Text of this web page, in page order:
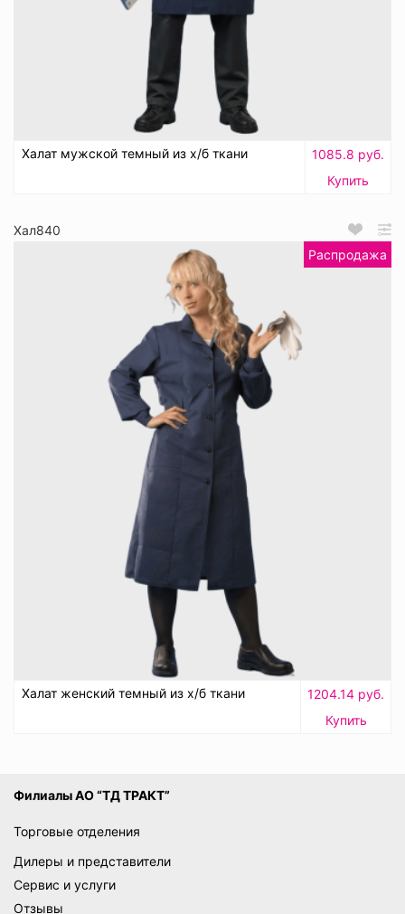
Халат мужской темный из х/б ткани
1085.8 руб.
Купить
Хал840
Распродажа
Халат женский темный из х/б ткани
1204.14 руб.
Купить
Филиалы АО “ТД ТРАКТ”
Торговые отделения
Дилеры и представители
Сервис и услуги
Отзывы